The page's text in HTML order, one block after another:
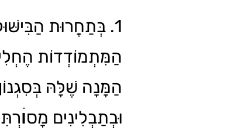
1. בְּתַחֲרוּת
הַמִּתְמוֹדְדוֹת
הַמָּנָה שֶׁלָּהּ
וּבְתַבְלִינִים